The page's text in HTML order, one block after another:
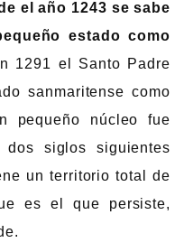
el año 1243 se sabe
estado como
1291 el Santo Padre
sanmaritense como
pequeño núcleo fue
dos siglos siguientes
un territorio total de
es el que persiste,